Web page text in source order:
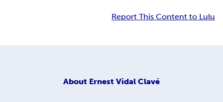
Report This Content to Lulu
About Ernest Vidal Clavé